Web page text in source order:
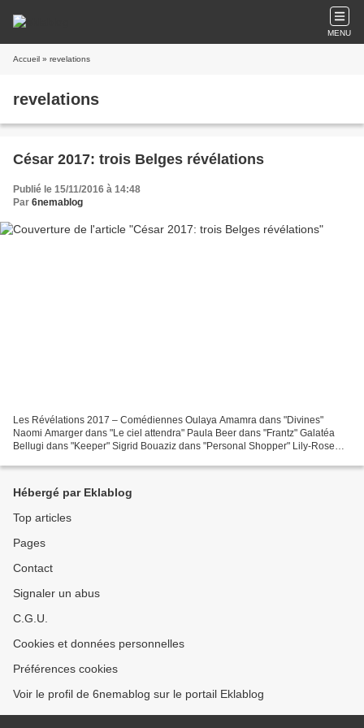
MENU
Accueil » revelations
revelations
César 2017: trois Belges révélations
Publié le 15/11/2016 à 14:48
Par 6nemablog
Les Révélations 2017 – Comédiennes Oulaya Amamra dans "Divines"
Naomi Amarger dans "Le ciel attendra" Paula Beer dans "Frantz" Galatéa
Bellugi dans "Keeper" Sigrid Bouaziz dans "Personal Shopper" Lily-Rose
Hébergé par Eklablog
Top articles
Pages
Contact
Signaler un abus
C.G.U.
Cookies et données personnelles
Préférences cookies
Voir le profil de 6nemablog sur le portail Eklablog